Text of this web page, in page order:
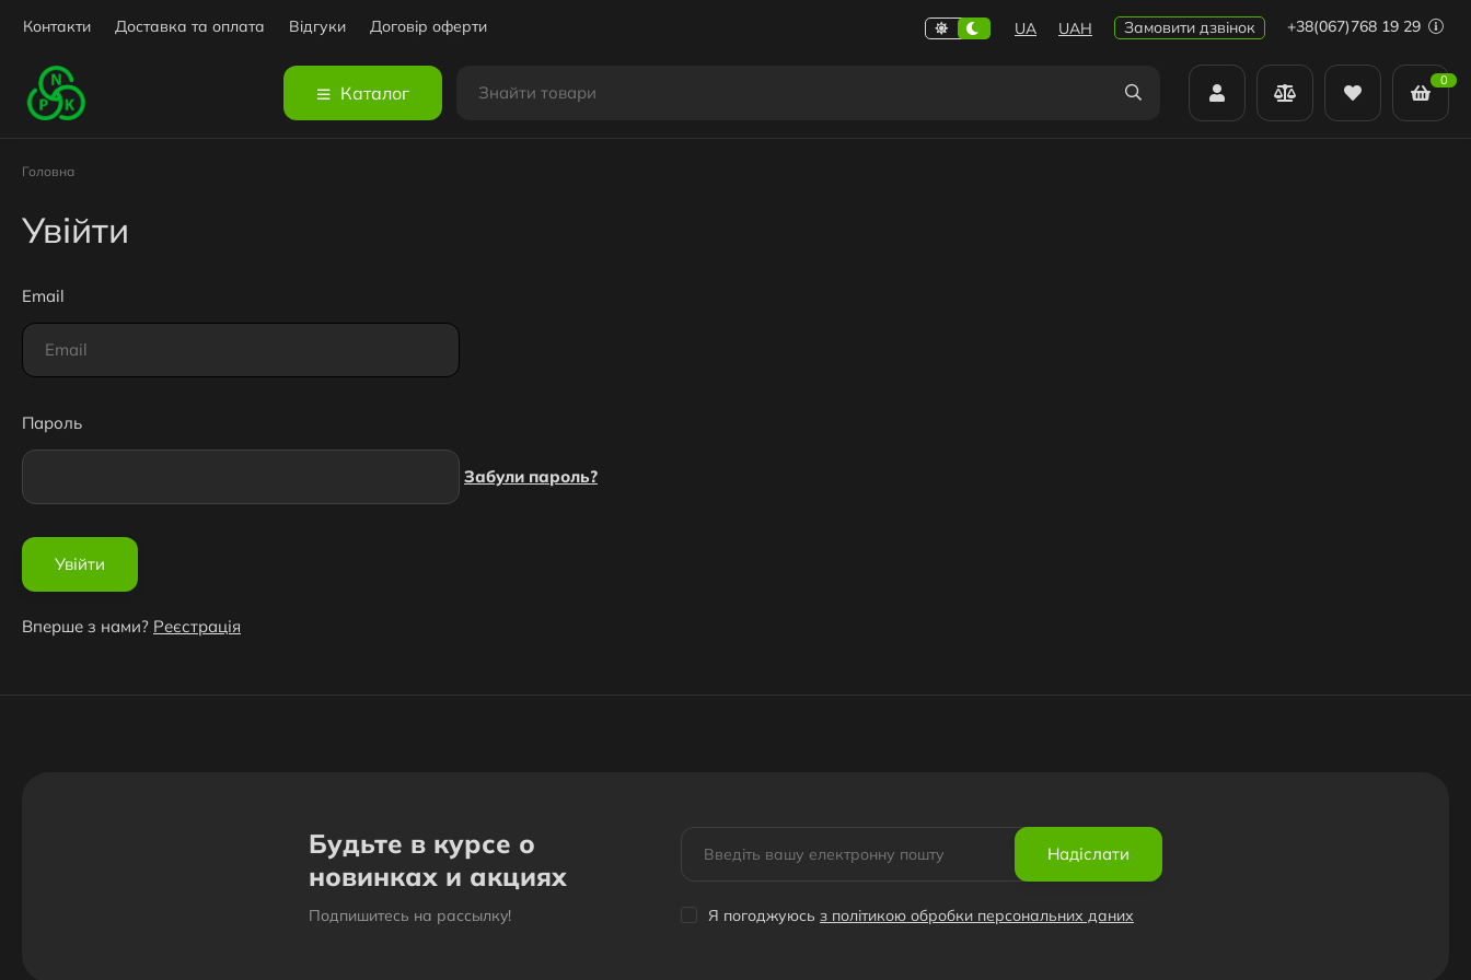
Контакти Доставка та оплата Вiдгуки Договір оферти UA UAH Замовити дзвінок +38(067)768 19 29
Каталог
0
Головна
Увійти
Email
Пароль
Забули пароль?
Вперше з нами? Реєстрація
Будьте в курсе о
новинках и акциях
Подпишитесь на рассылкy!
Надіслати
Я погоджуюсь з політикою обробки персональних даних